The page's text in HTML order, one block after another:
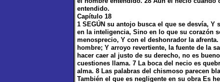
entendido.
Capítulo 18
1 SEGÚN su antojo busca el que se desvía,
en la inteligencia, Sino en lo que su corazón
menosprecio, Y con el deshonrador la
hombre; Y arroyo revertiente, la fuente de la
hacer caer al justo de su derecho, no es
cuestiones llama. 7 La boca del necio es
alma. 8 Las palabras del chismoso parecen
También el que es negligente en su obra Es